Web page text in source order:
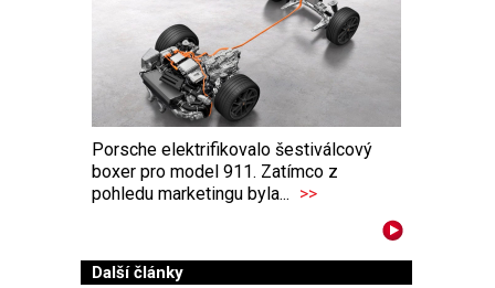
Porsche elektrifikovalo šestiválcový
boxer pro model 911. Zatímco z
pohledu marketingu byla... >>
Další články